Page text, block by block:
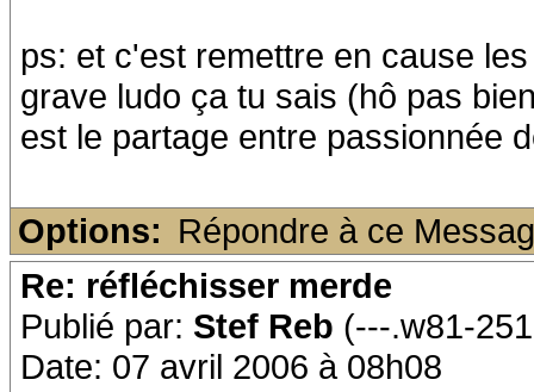
ps: et c'est remettre en cause
grave ludo ça tu sais (hô pas
est le partage entre passionnée
Options: Répondre à ce
Re: réfléchisser merde
Publié par: Stef Reb (---.w81-
Date: 07 avril 2006 à 08h08